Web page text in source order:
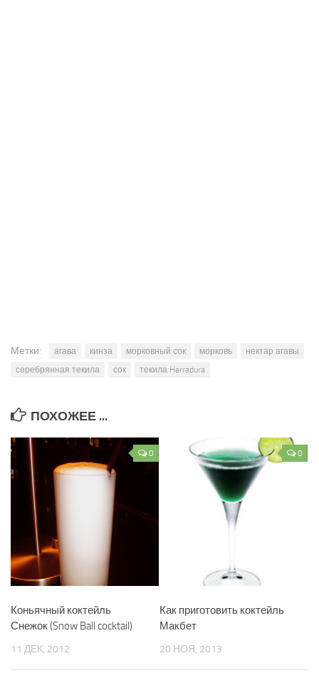
Метки: агава кинза морковный сок морковь
нектар агавы
серебрянная текила
сок текила Herradura
ПОХОЖЕЕ ...
0
Коньячный коктейль
Снежок (Snow Ball cocktail)
11 ДЕК, 2012
0
Как приготовить коктейль
Макбет
20 НОЯ, 2013